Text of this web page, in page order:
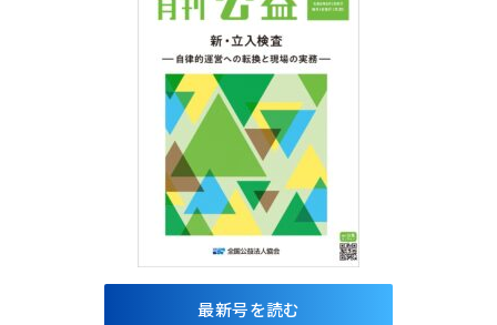
最新号を読む